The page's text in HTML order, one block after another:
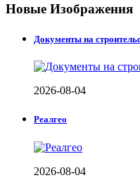
Новые Изображения
Документы на
2026-08-04
Реалгео
2026-08-04